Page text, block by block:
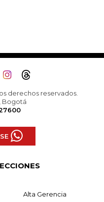
derechos reservados.
Bogotá
Alta Gerencia